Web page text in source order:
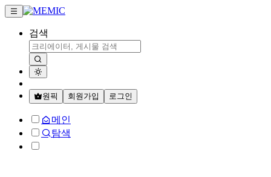
검색
원픽 회원가입 로그인
메인
탐색